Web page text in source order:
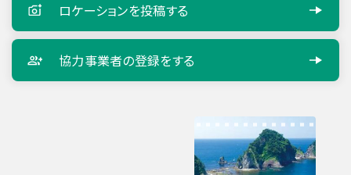
ロケーションを投稿する
協力事業者の登録をする